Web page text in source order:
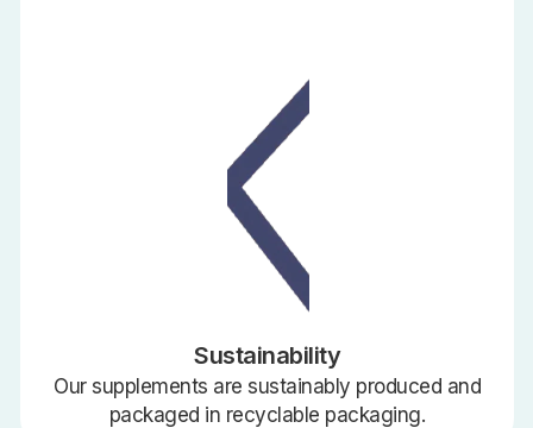
Sustainability
Our supplements are sustainably produced and
packaged in recyclable packaging.